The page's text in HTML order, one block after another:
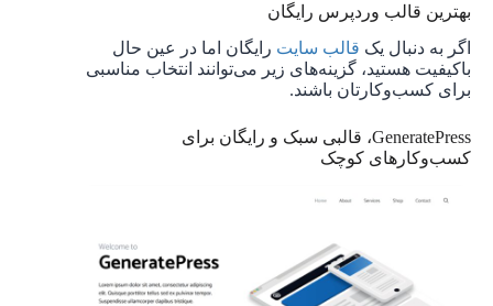
بهترین قالب وردپرس رایگان
اگر به دنبال یک قالب سایت رایگان اما در عین حال
باکیفیت هستید، گزینه‌های زیر می‌توانند انتخاب مناسبی
برای کسب‌وکارتان باشند.
GeneratePress، قالبی سبک و رایگان برای
کسب‌وکارهای کوچک